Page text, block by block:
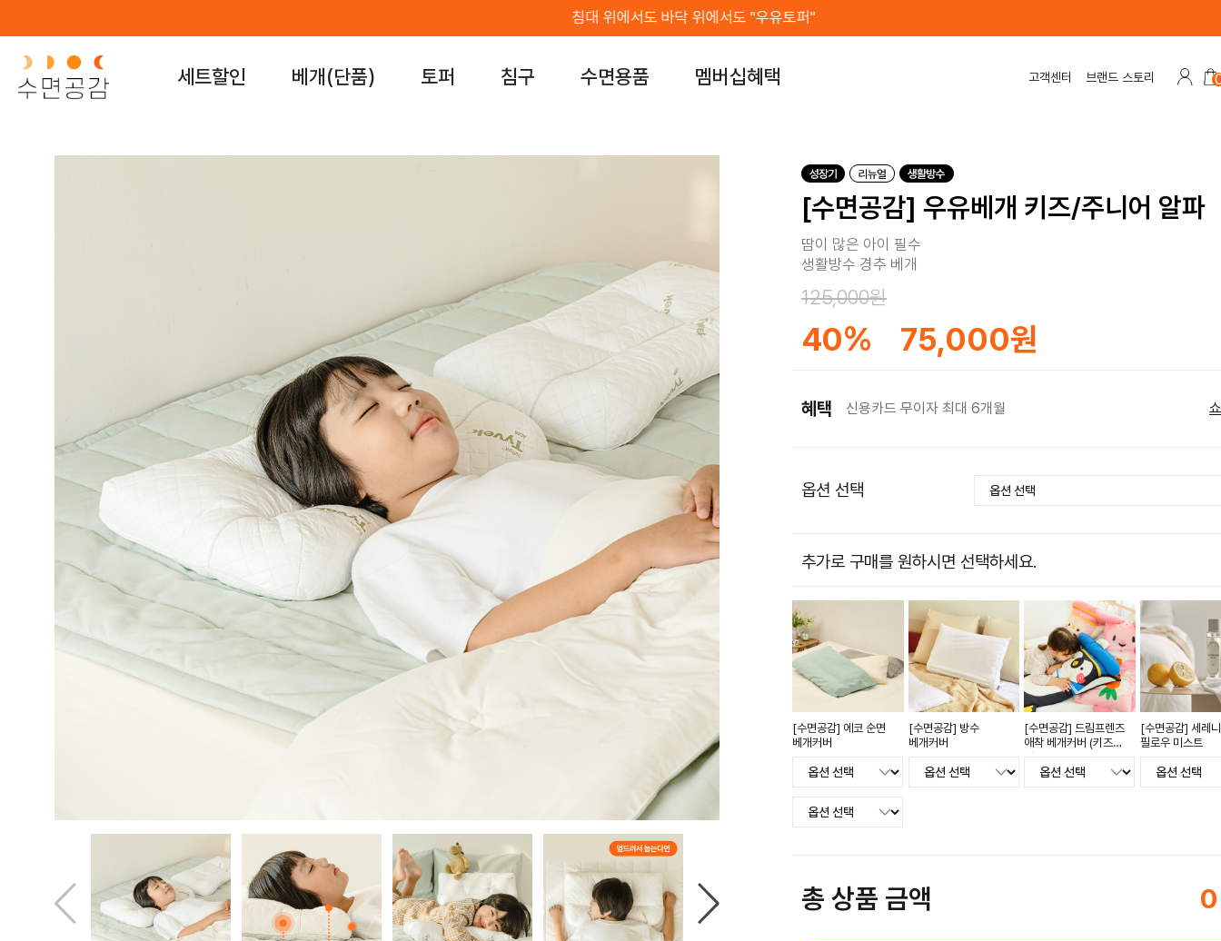
침대 위에서도 바닥 위에서도 "우유토퍼"
세트할인 베개(단품) 토퍼 침구 수면용품 멤버십혜택 고객센터 브랜드 스토리
[수면공감] 우유베개 키즈/주니어 알파
땀이 많은 아이 필수
생활방수 경추 베개
125,000원
40% 75,000원
혜택 신용카드 무이자 최대 6개월
옵션 선택
추가로 구매를 원하시면 선택하세요.
[수면공감] 에코 순면
베개커버
[수면공감] 방수
베개커버
[수면공감] 드림프렌즈
애착 베개커버 (키즈
전용)
[수면공감] 세레
필로우 미스트
총 상품 금액 0